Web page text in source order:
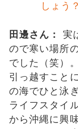
しょう？
田邊さん：
実
ので寒い場所
でした（笑）
引っ越すこと
の海でひと泳
ライフスタイ
から沖縄に興